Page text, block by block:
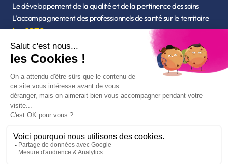
La CPTS
Qui sommes-nous ?
L’équipe
Statuts de l'association
Nos outils
Mon espace santé - CPAM
Chercher un professionnel de santé - Ameli
Accès à Annumédic
Accès à Parceo
Adhérer
Le développement de la qualité et de la pertinence des soins
L’accompagnement des professionnels de santé sur le territoire
Mentions légales
Politique de confidentialité